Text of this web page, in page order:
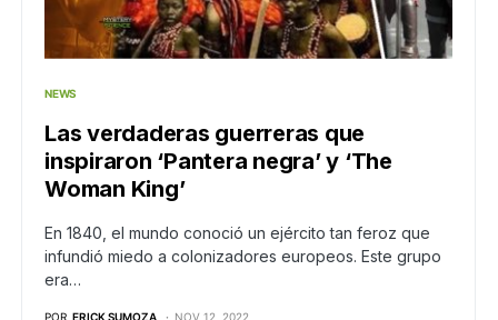
NEWS
Las verdaderas guerreras que
inspiraron ‘Pantera negra’ y ‘The
Woman King’
En 1840, el mundo conoció un ejército tan feroz que
infundió miedo a colonizadores europeos. Este grupo
era…
POR ERICK SUMOZA NOV 12, 2022